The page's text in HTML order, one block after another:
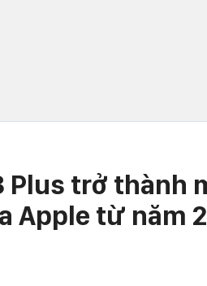
Plus trở thành
Apple từ năm